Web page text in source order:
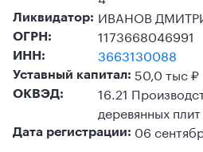
Ликвидатор: ИВАНОВ
ОГРН: 1173668046991
ИНН: 3663130088
Уставный капитал: 50,0 тыс ₽
ОКВЭД:
16.21
деревянных
Дата регистрации: 06